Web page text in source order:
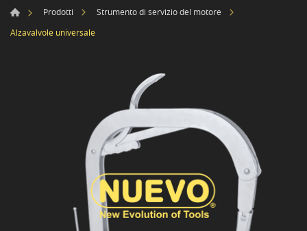
Prodotti
Strumento di servizio del motore
Alzavalvole universale